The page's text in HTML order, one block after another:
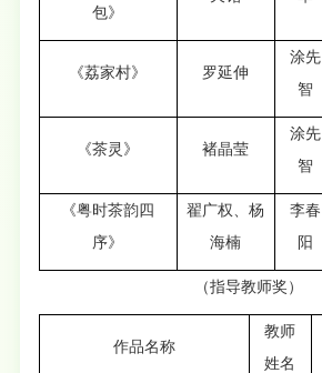
包》
《荔家村》 罗延伸
涂先
智
《茶灵》 褚晶莹
涂先
智
《粤时茶韵四
序》
翟广权、杨
海楠
李春
阳
（指导教师奖）
作品名称
教师
姓名